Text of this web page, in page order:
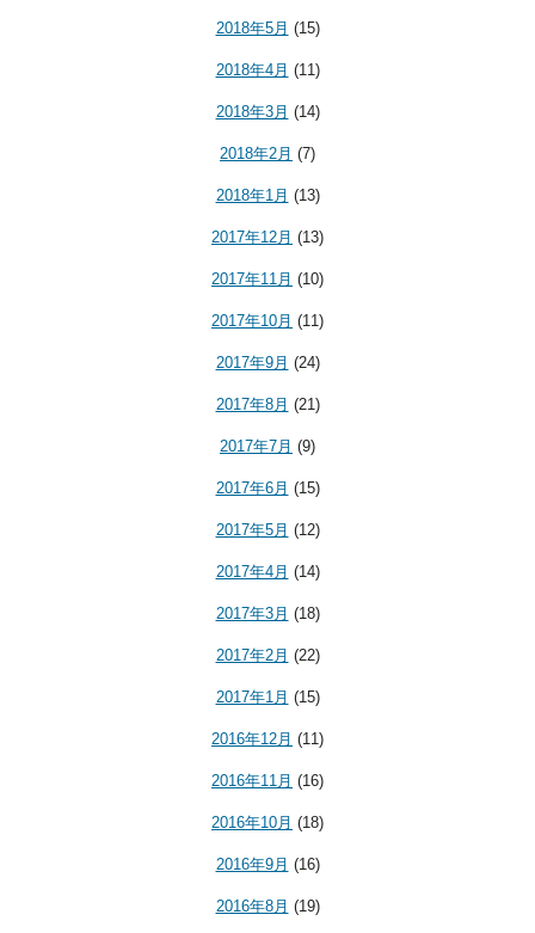
2018年5月 (15)
2018年4月 (11)
2018年3月 (14)
2018年2月 (7)
2018年1月 (13)
2017年12月 (13)
2017年11月 (10)
2017年10月 (11)
2017年9月 (24)
2017年8月 (21)
2017年7月 (9)
2017年6月 (15)
2017年5月 (12)
2017年4月 (14)
2017年3月 (18)
2017年2月 (22)
2017年1月 (15)
2016年12月 (11)
2016年11月 (16)
2016年10月 (18)
2016年9月 (16)
2016年8月 (19)